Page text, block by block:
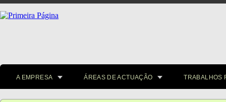
A EMPRESA ÁREAS DE ACTUAÇÃO TRABALHOS